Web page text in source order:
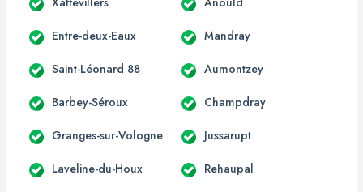
Entre-deux-Eaux Mandray
Saint-Léonard 88 Aumontzey
Barbey-Séroux Champdray
Granges-sur-Vologne Jussarupt
Laveline-du-Houx Rehaupal